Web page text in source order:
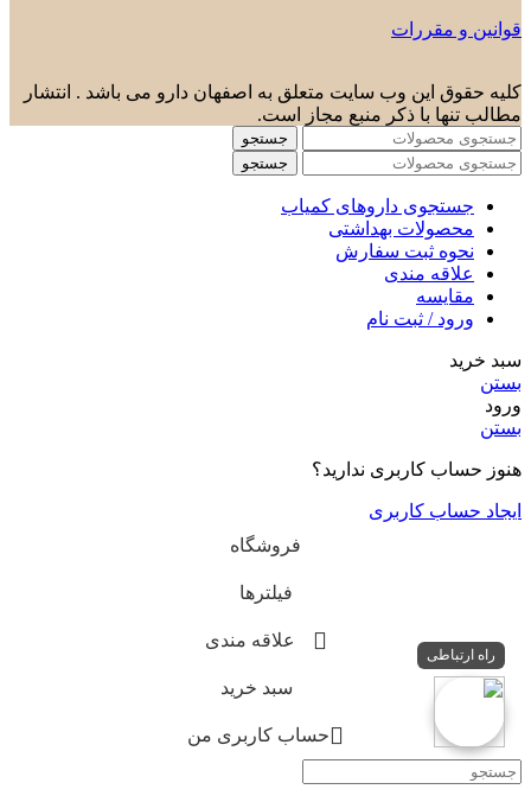
قوانین و مقررات
کلیه حقوق این وب سایت متعلق به اصفهان دارو می باشد . انتشار
مطالب تنها با ذکر منبع مجاز است.
جستجو
جستجو
جستجوی داروهای کمیاب
محصولات بهداشتی
نحوه ثبت سفارش
علاقه مندی
مقایسه
ورود / ثبت نام
سبد خرید
بستن
ورود
بستن
هنوز حساب کاربری ندارید؟
ایجاد حساب کاربری
فروشگاه
فیلترها
علاقه مندی
سبد خرید
حساب کاربری من
راه ارتباطی